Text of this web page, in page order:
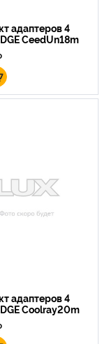
адаптеров 4
CeedUn18m
адаптеров 4
Coolray20m